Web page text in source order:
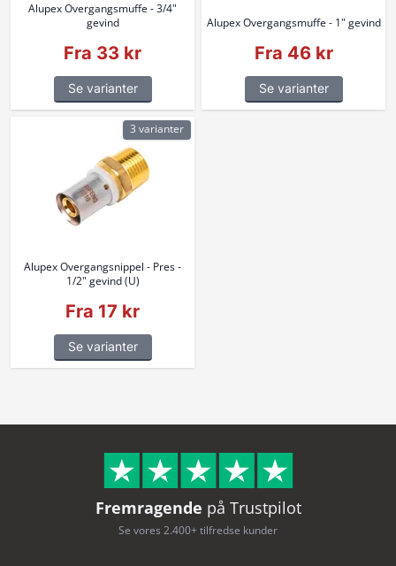
Alupex Overgangsmuffe - 3/4"
gevind
Fra 33 kr
Se varianter
Alupex Overgangsmuffe - 1" gevind
Fra 46 kr
Se varianter
Alupex Overgangsnippel - Pres -
1/2" gevind (U)
Fra 17 kr
Se varianter
3 varianter
Fremragende på Trustpilot
Se vores 2.400+ tilfredse kunder